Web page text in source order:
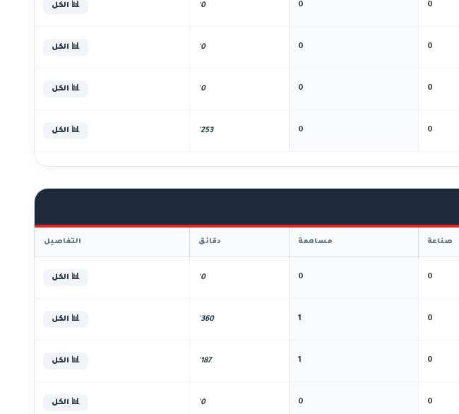
0
0
0' 📊 الكل
0
0
0' 📊 الكل
0
0
0' 📊 الكل
0
0
253' 📊 الكل
صناعة مساهمة دقائق التفاصيل
0
0
0' 📊 الكل
0
1
360' 📊 الكل
0
1
187' 📊 الكل
0
0
0' 📊 الكل